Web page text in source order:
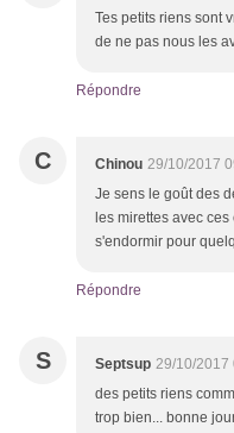
Tes petits riens sont
de ne pas nous les
Répondre
C Chinou 29/10/2017
Je sens le goût des
les mirettes avec
s'endormir pour
Répondre
S Septsup 29/10/2017
des petits riens
trop bien... bonne